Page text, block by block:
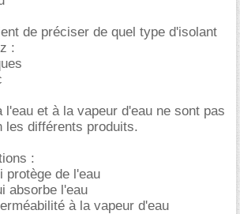
de préciser de quel type d'isolant
:
l'eau et à la vapeur d'eau ne sont pas
les différents produits.
:
protège de l'eau
absorbe l'eau
à la vapeur d'eau